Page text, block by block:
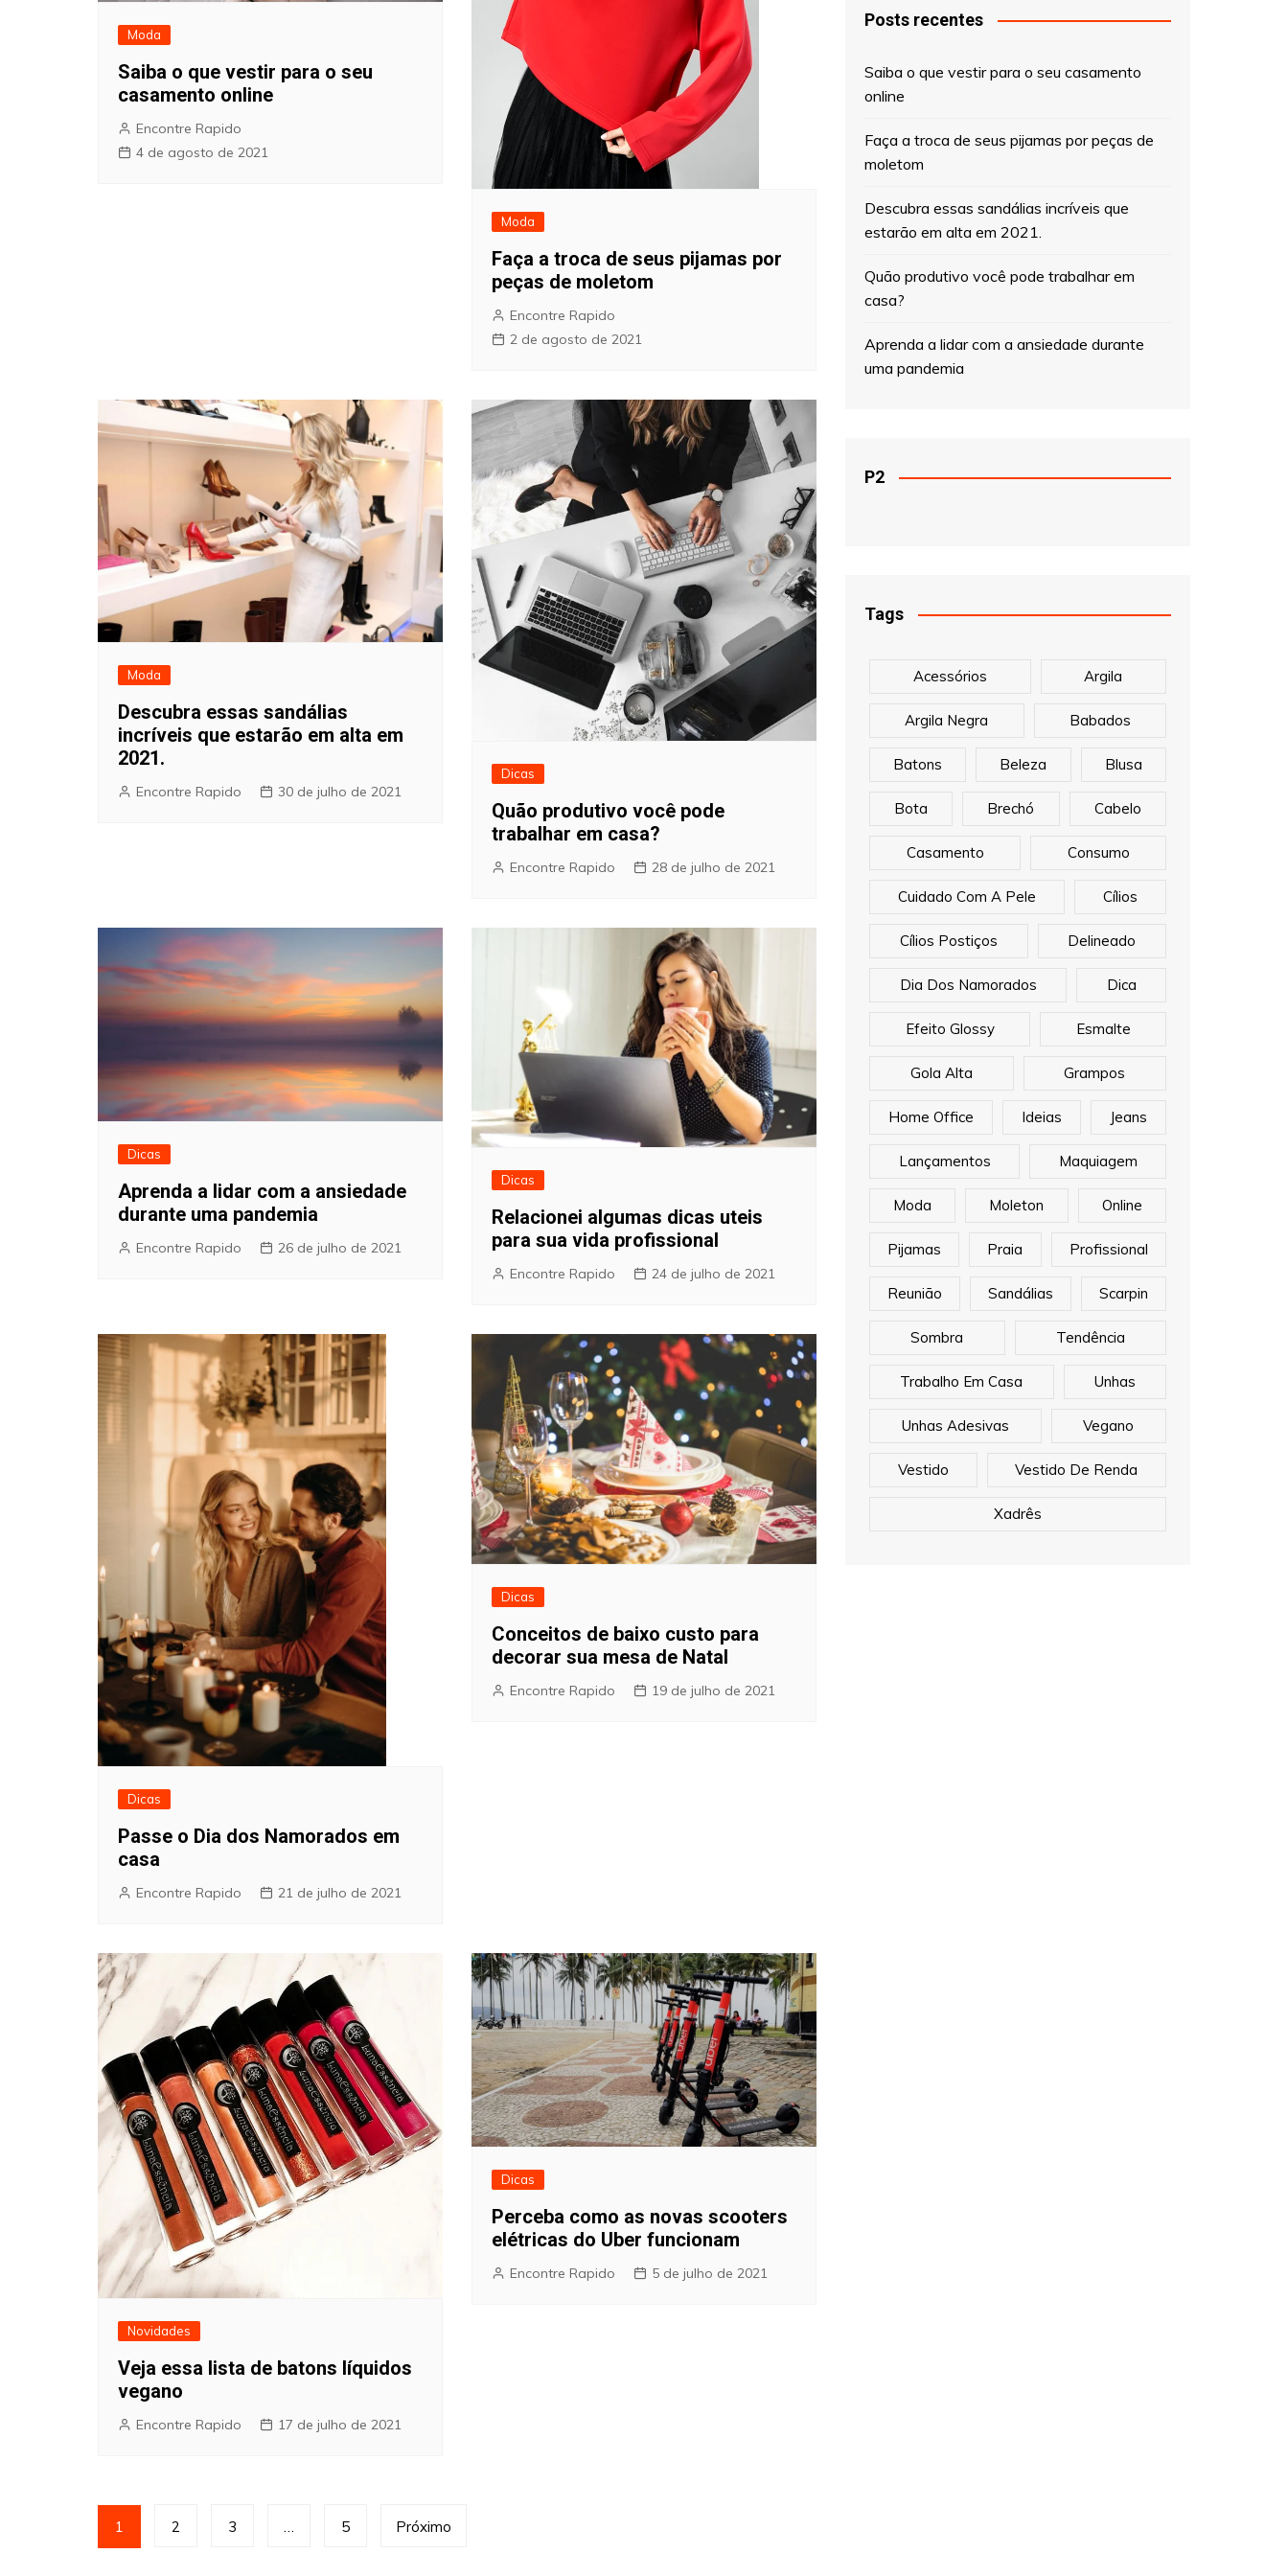
Moda
Saiba o que vestir para o seu
casamento online
Encontre Rapido
4 de agosto de 2021
Moda
Faça a troca de seus pijamas por
peças de moletom
Encontre Rapido
2 de agosto de 2021
Moda
Descubra essas sandálias
incríveis que estarão em alta em
2021.
Encontre Rapido 30 de julho de 2021
Dicas
Quão produtivo você pode
trabalhar em casa?
Encontre Rapido 28 de julho de 2021
Dicas
Aprenda a lidar com a ansiedade
durante uma pandemia
Encontre Rapido 26 de julho de 2021
Dicas
Relacionei algumas dicas uteis
para sua vida profissional
Encontre Rapido 24 de julho de 2021
Dicas
Passe o Dia dos Namorados em
casa
Encontre Rapido 21 de julho de 2021
Dicas
Conceitos de baixo custo para
decorar sua mesa de Natal
Encontre Rapido 19 de julho de 2021
Novidades
Veja essa lista de batons líquidos
vegano
Encontre Rapido 17 de julho de 2021
Dicas
Perceba como as novas scooters
elétricas do Uber funcionam
Encontre Rapido 5 de julho de 2021
Paginação
de
1 2 3 … 5 Próximo
Posts recentes
Saiba o que vestir para o seu casamento
online
Faça a troca de seus pijamas por peças de
moletom
Descubra essas sandálias incríveis que
estarão em alta em 2021.
Quão produtivo você pode trabalhar em
casa?
Aprenda a lidar com a ansiedade durante
uma pandemia
P2
Tags
Acessórios Argila
Argila Negra Babados
Batons Beleza Blusa
Bota Brechó Cabelo
Casamento Consumo
Cuidado Com A Pele Cílios
Cílios Postiços Delineado
Dia Dos Namorados Dica
Efeito Glossy Esmalte
Gola Alta Grampos
Home Office Ideias Jeans
Lançamentos Maquiagem
Moda Moleton Online
Pijamas Praia Profissional
Reunião Sandálias Scarpin
Sombra Tendência
Trabalho Em Casa Unhas
Unhas Adesivas Vegano
Vestido Vestido De Renda
Xadrês